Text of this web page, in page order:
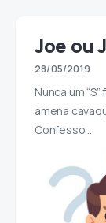
Joe ou
28/05/2019
Nunca um
amena
Confesso…